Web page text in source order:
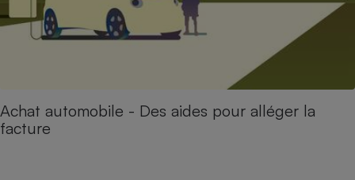
Achat automobile - Des aides pour alléger la
facture